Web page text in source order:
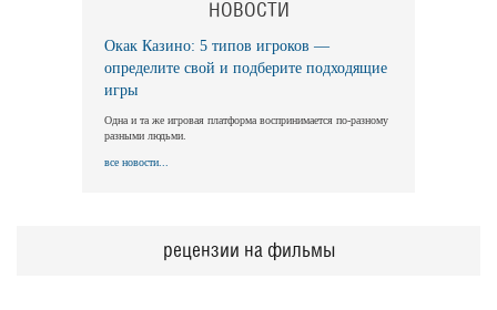
НОВОСТИ
Окак Казино: 5 типов игроков —
определите свой и подберите подходящие
игры
Одна и та же игровая платформа воспринимается по-разному
разными людьми.
все новости...
рецензии на фильмы